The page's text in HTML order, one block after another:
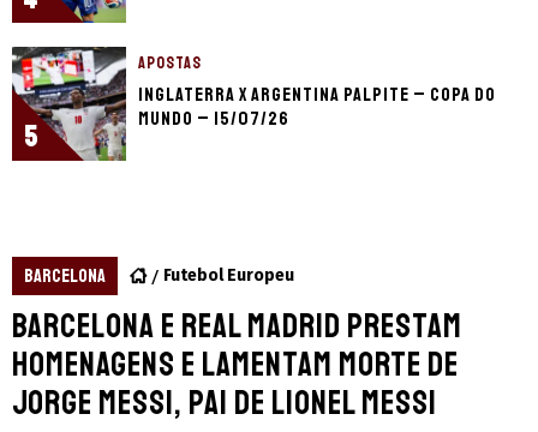
5
APOSTAS
Inglaterra x Argentina palpite – Copa do
Mundo – 15/07/26
BARCELONA Futebol Europeu
Barcelona e Real Madrid prestam
homenagens e lamentam morte de
Jorge Messi, pai de Lionel Messi